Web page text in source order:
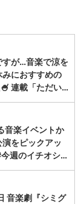
すが…音楽で涼を
みにおすすめの
連載「ただい…
音楽イベントか
をピックアッ
週のイチオシ…
音楽劇『シミグ